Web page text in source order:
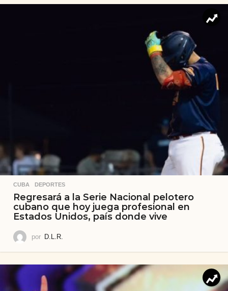
CUBA ,DEPORTES
Regresará a la Serie Nacional pelotero
cubano que hoy juega profesional en
Estados Unidos, país donde vive
por D.L.R.